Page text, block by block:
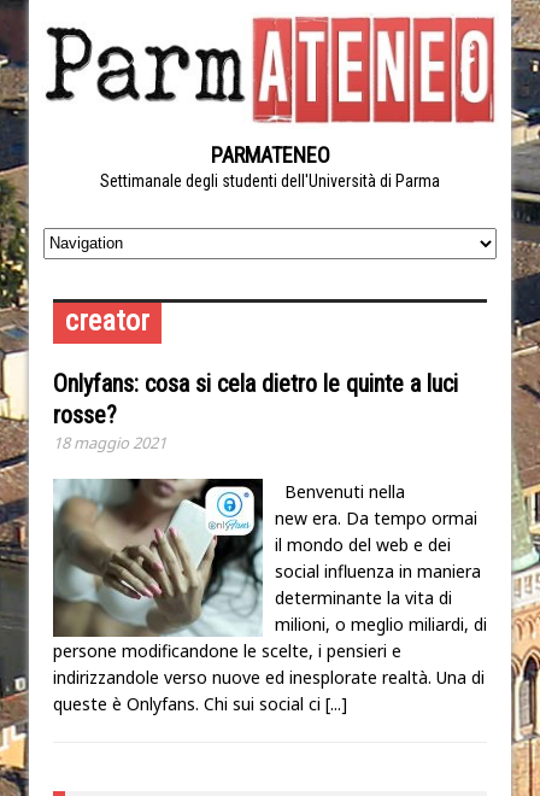
PARMATENEO
Settimanale degli studenti dell'Università di Parma
creator
Onlyfans: cosa si cela dietro le quinte a luci
rosse?
18 maggio 2021
Benvenuti nella
new era. Da tempo ormai
il mondo del web e dei
social influenza in maniera
determinante la vita di
milioni, o meglio miliardi, di
persone modificandone le scelte, i pensieri e
indirizzandole verso nuove ed inesplorate realtà. Una di
queste è Onlyfans. Chi sui social ci [...]